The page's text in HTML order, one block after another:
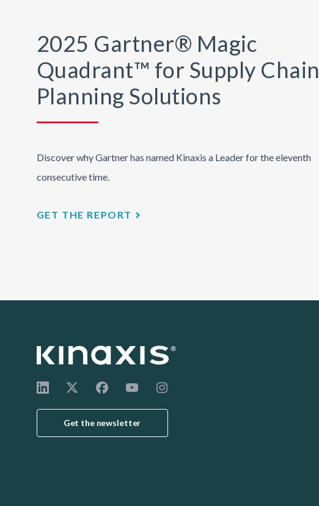
2025 Gartner® Magic
Quadrant™ for Supply Chain
Planning Solutions
Discover why Gartner has named Kinaxis a Leader for the eleventh
consecutive time.
GET THE REPORT
Get the newsletter